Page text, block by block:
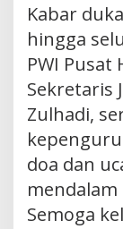
Kabar
hingga
PWI Pusat
Sekretaris
Zulhadi,
doa dan
Semoga